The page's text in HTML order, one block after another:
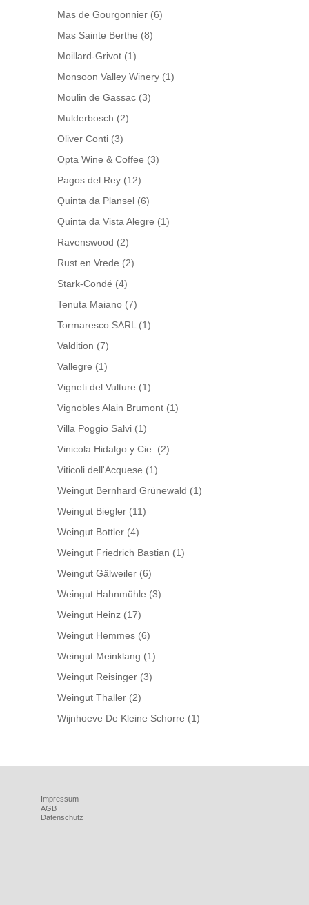
Mas de Gourgonnier (6)
Mas Sainte Berthe (8)
Moillard-Grivot (1)
Monsoon Valley Winery (1)
Moulin de Gassac (3)
Mulderbosch (2)
Oliver Conti (3)
Opta Wine & Coffee (3)
Pagos del Rey (12)
Quinta da Plansel (6)
Quinta da Vista Alegre (1)
Ravenswood (2)
Rust en Vrede (2)
Stark-Condé (4)
Tenuta Maiano (7)
Tormaresco SARL (1)
Valdition (7)
Vallegre (1)
Vigneti del Vulture (1)
Vignobles Alain Brumont (1)
Villa Poggio Salvi (1)
Vinicola Hidalgo y Cie.
(2)
Viticoli dell'Acquese (1)
Weingut Bernhard Grünewald (1)
Weingut Biegler (11)
Weingut Bottler (4)
Weingut Friedrich Bastian (1)
Weingut Gälweiler (6)
Weingut Hahnmühle (3)
Weingut Heinz (17)
Weingut Hemmes (6)
Weingut Meinklang (1)
Weingut Reisinger (3)
Weingut Thaller (2)
Wijnhoeve De Kleine Schorre (1)
Impressum
AGB
Datenschutz